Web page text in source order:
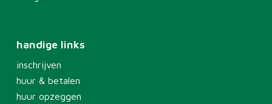
handige links
inschrijven
huur & betalen
huur opzeggen